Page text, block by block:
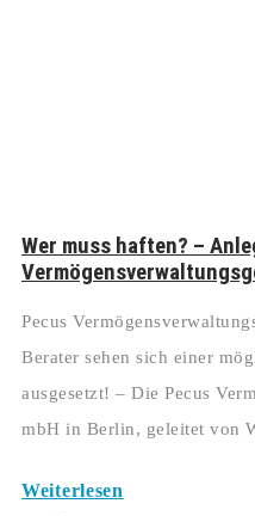
Wer muss haften? –
Pecus
Berater sehen sich einer
ausgesetzt! – Die Pecus
mbH in Berlin, geleitet von
Weiterlesen